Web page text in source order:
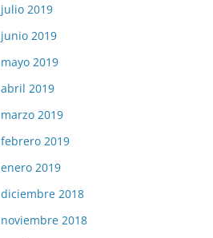
julio 2019
junio 2019
mayo 2019
abril 2019
marzo 2019
febrero 2019
enero 2019
diciembre 2018
noviembre 2018